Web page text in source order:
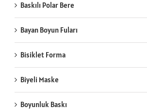
Baskılı Polar Bere
Bayan Boyun Fuları
Bisiklet Forma
Biyeli Maske
Boyunluk Baskı